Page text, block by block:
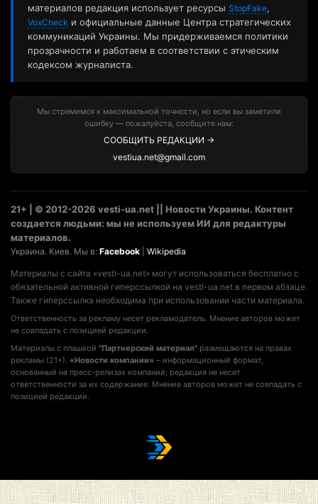
материалов редакция использует ресурсы StopFake,
VoxCheck и официальные данные Центра стратегических
коммуникаций Украины. Мы придерживаемся политики
прозрачности и работаем в соответствии с этическим
кодексом журналиста.
Мы стремимся к максимальной точности, но если вы заметили
ошибку — пожалуйста, сообщите нам:
СООБЩИТЬ РЕДАКЦИИ →
vestiua.net@gmail.com
21+ | © 2012-2026 vesti-ua.net || Новости Украины. Контент
создается людьми: мы не используем ИИ для редактуры
материалов.
Украина. Киев. Мы в: Facebook Wikipedia
Материалы с сайта «vesti-ua.net» могут использоваться бесплатно с
обязательной активной гиперссылкой на vesti-ua.net в первом абзаце.
Также гиперссылка необходима при использовании части материала.
Ответственность за рекламу несет рекламодатель. Мнение авторов может
не совпадать с позицией редакции.
Материалы с плашкой "Партнерский материал" размещаются на правах
рекламы (21+). «Новости компании» – информационный формат,
основанный на пресс-релизах компаний; редакция не несет
ответственности за их содержание. Мнение авторов может не совпадать с
позицией редакции.